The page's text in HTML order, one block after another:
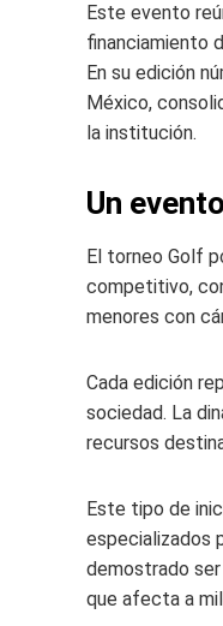
Este evento
financiamiento
En su edición
México,
la institución.
Un
El torneo Golf
competitivo,
menores con
Cada edición
sociedad. La
recursos
Este tipo de
especializados
demostrado
que afecta a